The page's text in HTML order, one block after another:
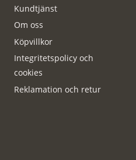
Kundtjänst
Om oss
Köpvillkor
Integritetspolicy och
cookies
Reklamation och retur